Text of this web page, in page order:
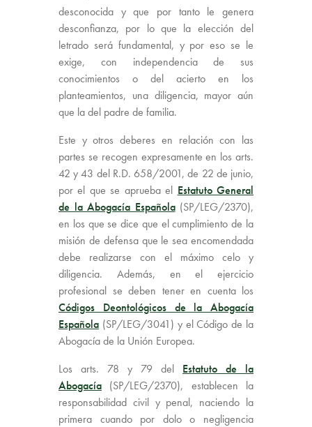
desconocida y que por tanto le genera
desconfianza, por lo que la elección del
letrado será fundamental, y por eso se le
exige, con independencia de sus
conocimientos o del acierto en los
planteamientos, una diligencia, mayor aún
que la del padre de familia.
Este y otros deberes en relación con las
partes se recogen expresamente en los arts.
42 y 43 del R.D. 658/2001, de 22 de junio,
por el que se aprueba el Estatuto General
de la Abogacía Española(SP/LEG/2370),
en los que se dice que el cumplimiento de la
misión de defensa que le sea encomendada
debe realizarse con el máximo celo y
diligencia. Además, en el ejercicio
profesional se deben tener en cuenta los
Códigos Deontológicos de la Abogacía
Española (SP/LEG/3041) y el Código de la
Abogacía de la Unión Europea.
Los arts. 78 y 79 del Estatuto de la
Abogacía (SP/LEG/2370), establecen la
responsabilidad civil y penal, naciendo la
primera cuando por dolo o negligencia